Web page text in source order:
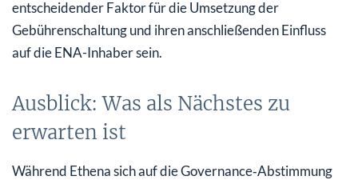
entscheidender Faktor für die Umsetzung der
Gebührenschaltung und ihren anschließenden Einfluss
auf die ENA-Inhaber sein.
Ausblick: Was als Nächstes zu
erwarten ist
Während Ethena sich auf die Governance‑Abstimmung